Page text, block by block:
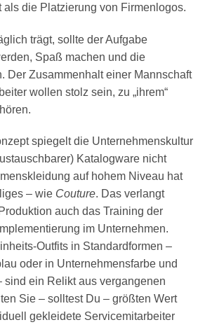
als die Platzierung von Firmenlogos.
trägt, sollte der Aufgabe
Spaß machen und die
Der Zusammenhalt einer Mannschaft
wollen stolz sein, zu „ihrem“
spiegelt die Unternehmenskultur
Katalogware nicht
auf hohem Niveau hat
– wie Couture. Das verlangt
auch das Training der
im Unternehmen.
Outfits in Standardformen –
oder in Unternehmensfarbe und
sind ein Relikt aus vergangenen
Sie – solltest Du – größten Wert
gekleidete Servicemitarbeiter